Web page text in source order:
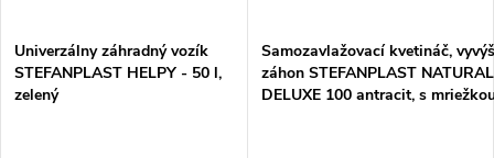
Univerzálny záhradný vozík
STEFANPLAST HELPY - 50 l,
zelený
Samozavlažovací kvetináč,
záhon STEFANPLAST NATURAL
DELUXE 100 antracit, s